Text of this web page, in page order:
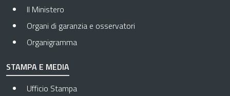
Il Ministero
Organi di garanzia e osservatori
Organigramma
STAMPA E MEDIA
Ufficio Stampa